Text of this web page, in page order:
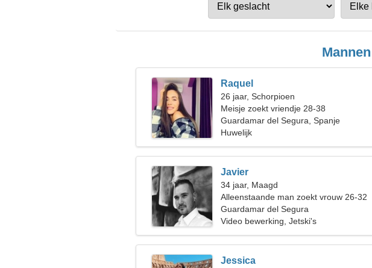
Raquel
26 jaar, Schorpioen
Meisje zoekt vriendje 28-38
Guardamar del Segura, Spanje
Huwelijk
Javier
34 jaar, Maagd
Alleenstaande man zoekt vrouw 26-32
Guardamar del Segura
Video bewerking, Jetski's
Jessica